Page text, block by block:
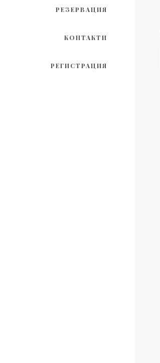
РЕЗЕРВАЦИЯ
КОНТАКТИ
РЕГИСТРАЦИЯ